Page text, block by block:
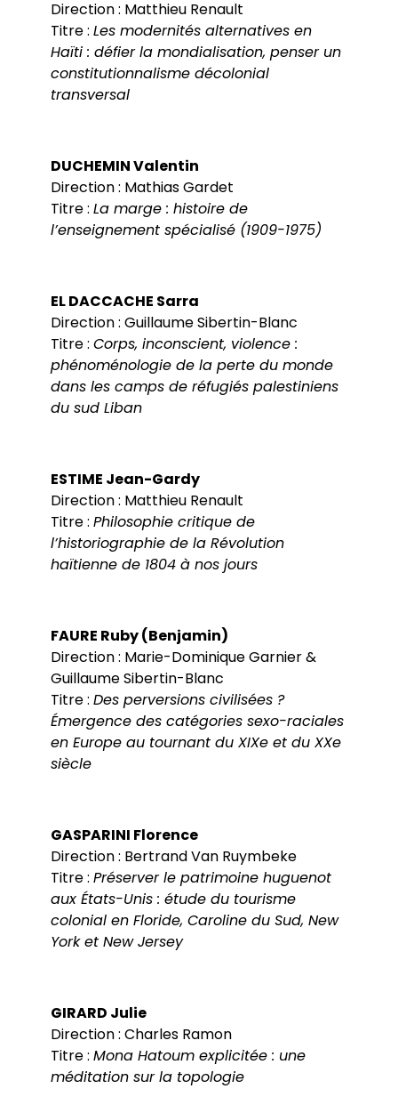
Direction : Matthieu Renault
Titre : Les modernités alternatives en
Haïti : défier la mondialisation, penser un
constitutionnalisme décolonial
transversal
DUCHEMIN Valentin
Direction : Mathias Gardet
Titre : La marge : histoire de
l’enseignement spécialisé (1909-1975)
EL DACCACHE Sarra
Direction : Guillaume Sibertin-Blanc
Titre : Corps, inconscient, violence :
phénoménologie de la perte du monde
dans les camps de réfugiés palestiniens
du sud Liban
ESTIME Jean-Gardy
Direction : Matthieu Renault
Titre : Philosophie critique de
l’historiographie de la Révolution
haïtienne de 1804 à nos jours
FAURE Ruby (Benjamin)
Direction : Marie-Dominique Garnier &
Guillaume Sibertin-Blanc
Titre : Des perversions civilisées ?
Émergence des catégories sexo-raciales
en Europe au tournant du XIXe et du XXe
siècle
GASPARINI Florence
Direction : Bertrand Van Ruymbeke
Titre : Préserver le patrimoine huguenot
aux États-Unis : étude du tourisme
colonial en Floride, Caroline du Sud, New
York et New Jersey
GIRARD Julie
Direction : Charles Ramon
Titre : Mona Hatoum explicitée : une
méditation sur la topologie